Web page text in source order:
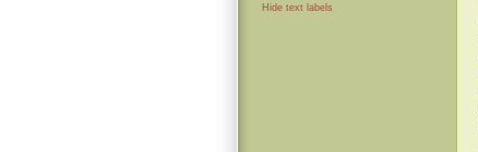
Hide text labels